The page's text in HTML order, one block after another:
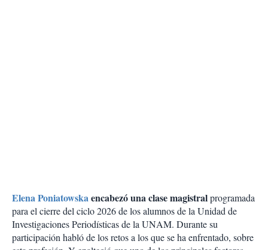
Elena Poniatowskaencabezó una clase magistralprogramada
para el cierre del ciclo 2026 de los alumnos de la Unidad de
Investigaciones Periodísticas de la UNAM. Durante su
participación habló de los retos a los que se ha enfrentado, sobre